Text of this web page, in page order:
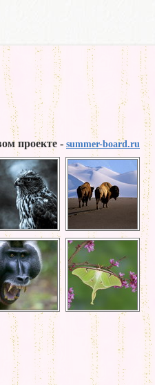
проекте - summer-board.ru